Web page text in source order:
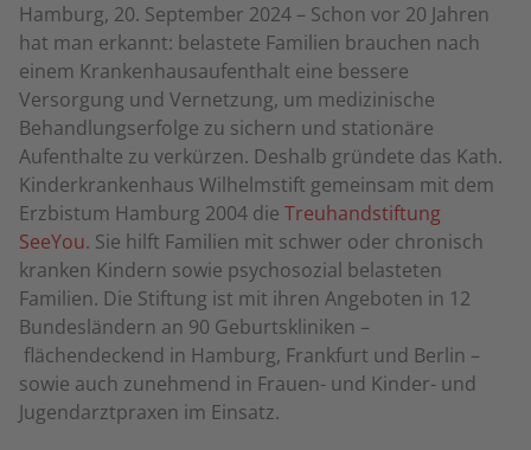
Hamburg, 20. September 2024 – Schon vor 20 Jahren
hat man erkannt: belastete Familien brauchen nach
einem Krankenhausaufenthalt eine bessere
Versorgung und Vernetzung, um medizinische
Behandlungserfolge zu sichern und stationäre
Aufenthalte zu verkürzen. Deshalb gründete das Kath.
Kinderkrankenhaus Wilhelmstift gemeinsam mit dem
Erzbistum Hamburg 2004 die Treuhandstiftung
SeeYou. Sie hilft Familien mit schwer oder chronisch
kranken Kindern sowie psychosozial belasteten
Familien. Die Stiftung ist mit ihren Angeboten in 12
Bundesländern an 90 Geburtskliniken –
flächendeckend in Hamburg, Frankfurt und Berlin –
sowie auch zunehmend in Frauen- und Kinder- und
Jugendarztpraxen im Einsatz.